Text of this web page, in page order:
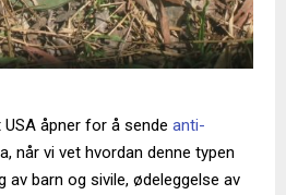
åpner for å sende anti-
når vi vet hvordan denne typen
av barn og sivile, ødeleggelse av